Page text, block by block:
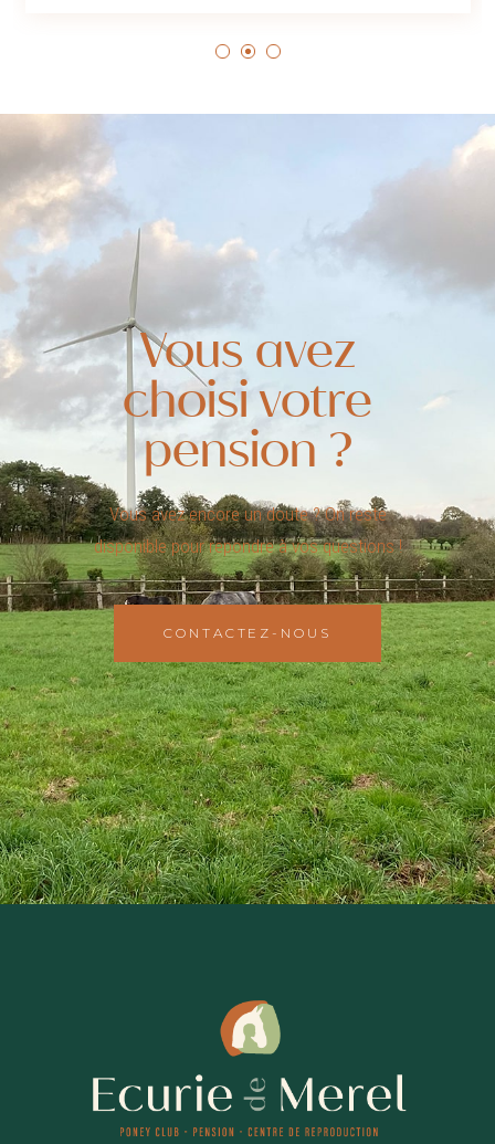
Vous avez
choisi votre
pension ?
Vous avez encore un doute ? On reste
disponible pour repondre à vos questions !
CONTACTEZ-NOUS